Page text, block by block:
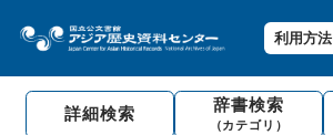
利用方法
詳細検索 辞書検索
（カテゴリ）